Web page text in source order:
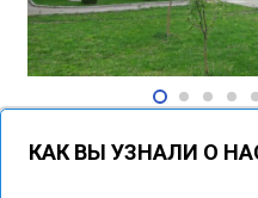
КАК ВЫ УЗНАЛИ О